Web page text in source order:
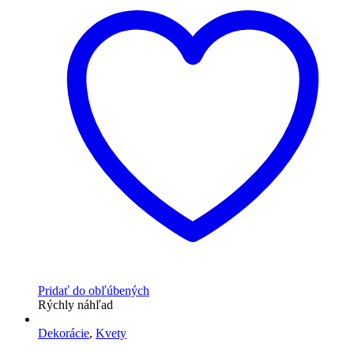
Pridať do obľúbených
Rýchly náhľad
Dekorácie, Kvety